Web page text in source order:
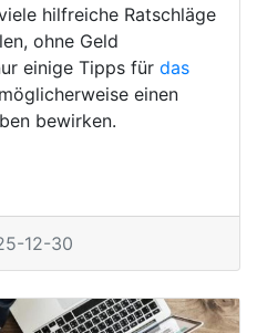
hilfreiche Ratschläge
ohne Geld
einige Tipps für das
einen
bewirken.
12-30